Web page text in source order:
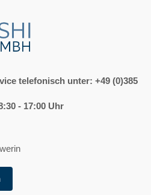
telefonisch unter: +49 (0)385
- 17:00 Uhr